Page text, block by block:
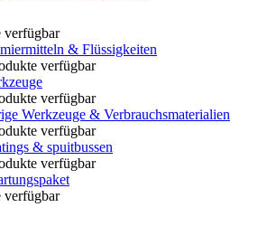
verfügbar
& Flüssigkeiten
verfügbar
verfügbar
Werkzeuge & Verbrauchsmaterialien
verfügbar
& spuitbussen
verfügbar
verfügbar